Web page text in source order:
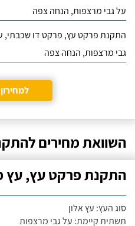
על גבי מרצפות, הנחה צפה
התקנת פרקט עץ, פרקט דו שכבתי,
גבי מרצפות, הנחה צפה
השוואת מחירים
התקנת פרקט עץ, עץ
סוג העץ: עץ אלון
תשתית קיימת: על גבי מרצפות